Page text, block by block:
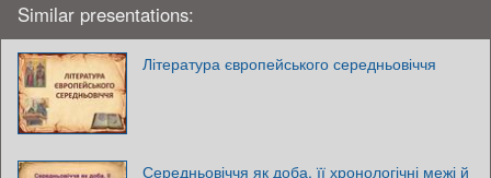
Similar presentations:
Література європейського середньовіччя
Середньовіччя як доба, її хронологічні межі й